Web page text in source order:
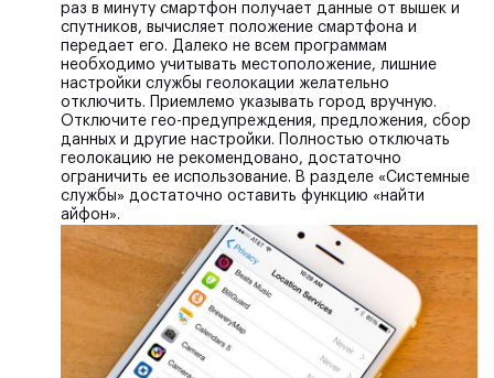
раз в минуту смартфон получает данные от вышек и
спутников, вычисляет положение смартфона и
передает его. Далеко не всем программам
необходимо учитывать местоположение, лишние
настройки службы геолокации желательно
отключить. Приемлемо указывать город вручную.
Отключите гео-предупреждения, предложения, сбор
данных и другие настройки. Полностью отключать
геолокацию не рекомендовано, достаточно
ограничить ее использование. В разделе «Системные
службы» достаточно оставить функцию «найти
айфон».